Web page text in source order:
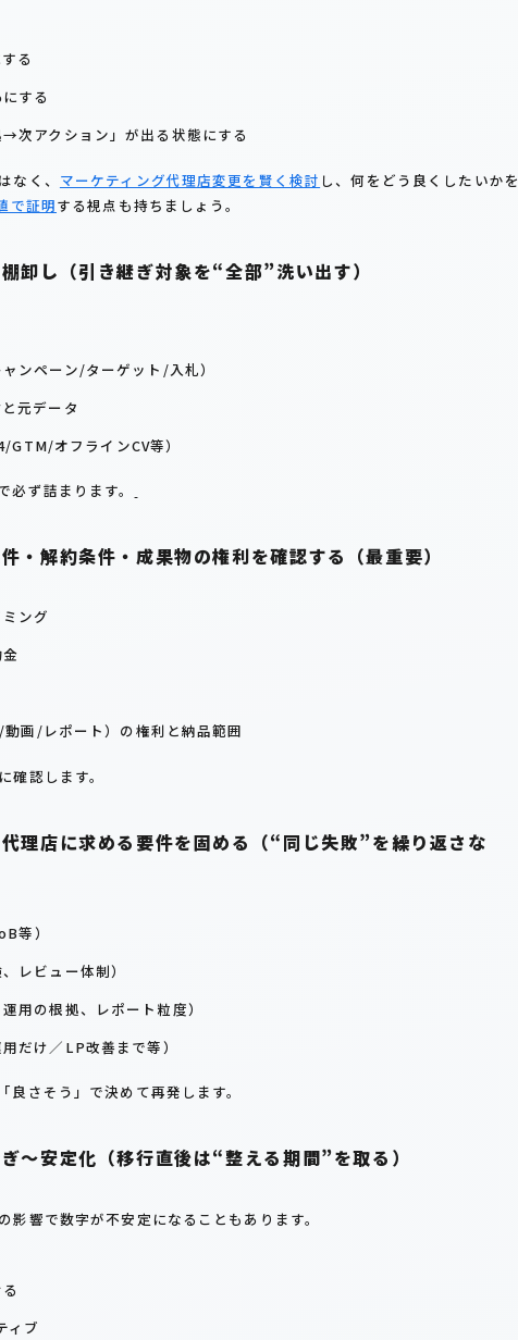
る
する
次アクション」が出る状態にする
なく、 マーケティング代理店変更を賢く検討 し、何をどう良くしたいかを
で証明する視点も持ちましょう。
卸し（引き継ぎ対象を“全部”洗い出す）
ンペーン/ターゲット/入札）
元データ
GTM/オフラインCV等）
必ず詰まります。
・解約条件・成果物の権利を確認する（最重要）
ング
画/レポート）の権利と納品範囲
確認します。
理店に求める要件を固める（“同じ失敗”を繰り返さな
等）
レビュー体制）
用の根拠、レポート粒度）
だけ／LP改善まで等）
良さそう」で決めて再発します。
〜安定化（移行直後は“整える期間”を取る）
影響で数字が不安定になることもあります。
ィブ